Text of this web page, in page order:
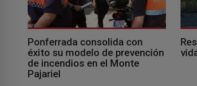
Ponferrada consolida con
éxito su modelo de prevención
de incendios en el Monte
Pajariel